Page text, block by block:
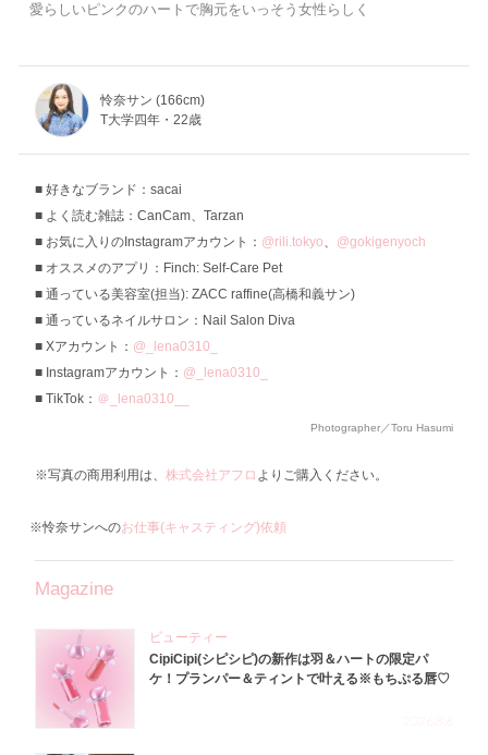
愛らしいピンクのハートで胸元をいっそう女性らしく
怜奈サン (166cm)
T大学四年・22歳
好きなブランド：sacai
よく読む雑誌：CanCam、Tarzan
お気に入りのInstagramアカウント： @rili.tokyo、 @gokigenyoch
オススメのアプリ：Finch: Self-Care Pet
通っている美容室(担当): ZACC raffine(高橋和義サン)
通っているネイルサロン：Nail Salon Diva
Xアカウント： @_lena0310_
Instagramアカウント： @_lena0310_
TikTok： ＠_lena0310__
Photographer／Toru Hasumi
※写真の商用利用は、 株式会社アフロ よりご購入ください。
※怜奈サンへのお仕事(キャスティング)依頼
Magazine
ビューティー
CipiCipi(シピシピ)の新作は羽＆ハートの限定パ
ケ！プランパー＆ティントで叶える※もちぷる唇♡